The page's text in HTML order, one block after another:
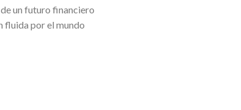
un futuro financiero
fluida por el mundo